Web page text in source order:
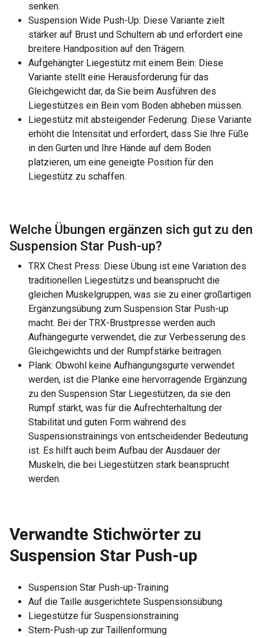
senken.
Suspension Wide Push-Up: Diese Variante zielt
stärker auf Brust und Schultern ab und erfordert eine
breitere Handposition auf den Trägern.
Aufgehängter Liegestütz mit einem Bein: Diese
Variante stellt eine Herausforderung für das
Gleichgewicht dar, da Sie beim Ausführen des
Liegestützes ein Bein vom Boden abheben müssen.
Liegestütz mit absteigender Federung: Diese Variante
erhöht die Intensität und erfordert, dass Sie Ihre Füße
in den Gurten und Ihre Hände auf dem Boden
platzieren, um eine geneigte Position für den
Liegestütz zu schaffen.
Welche Übungen ergänzen sich gut zu den
Suspension Star Push-up?
TRX Chest Press: Diese Übung ist eine Variation des
traditionellen Liegestützs und beansprucht die
gleichen Muskelgruppen, was sie zu einer großartigen
Ergänzungsübung zum Suspension Star Push-up
macht. Bei der TRX-Brustpresse werden auch
Aufhängegurte verwendet, die zur Verbesserung des
Gleichgewichts und der Rumpfstärke beitragen.
Plank: Obwohl keine Aufhängungsgurte verwendet
werden, ist die Planke eine hervorragende Ergänzung
zu den Suspension Star Liegestützen, da sie den
Rumpf stärkt, was für die Aufrechterhaltung der
Stabilität und guten Form während des
Suspensionstrainings von entscheidender Bedeutung
ist. Es hilft auch beim Aufbau der Ausdauer der
Muskeln, die bei Liegestützen stark beansprucht
werden.
Verwandte Stichwörter zu
Suspension Star Push-up
Suspension Star Push-up-Training
Auf die Taille ausgerichtete Suspensionsübung
Liegestütze für Suspensionstraining
Stern-Push-up zur Taillenformung